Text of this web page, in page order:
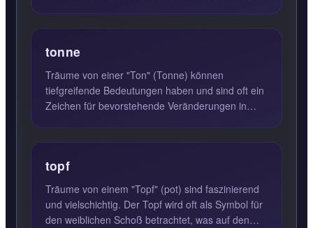
tonne
Träume von einer "Ton" (Tonne) können
tiefgreifende Bedeutungen haben und sind oft ein
Zeichen für bevorstehende Veränderungen in
topf
Träume von einem "Topf" (pot) sind faszinierend
und vielschichtig. Der Topf wird oft als Symbol für
den weiblichen Schoß betrachtet, was auf den